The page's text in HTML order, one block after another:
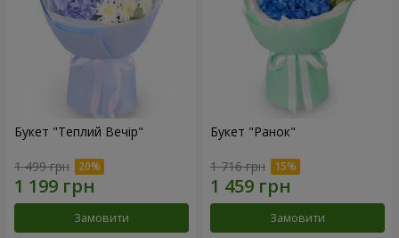
Букет "Теплий Вечір"
1 499 грн
Замовити
Букет "Ранок"
1 716 грн
Замовити